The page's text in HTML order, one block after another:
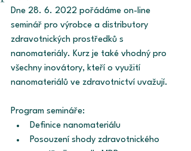
Dne 28. 6. 2022 pořádáme on-line
seminář pro výrobce a distributory
zdravotnických prostředků s
nanomateriály. Kurz je také vhodný pro
všechny inovátory, kteří o využití
nanomateriálů ve zdravotnictví uvažují.
Program semináře:
Definice nanomateriálu
Posouzení shody zdravotnického